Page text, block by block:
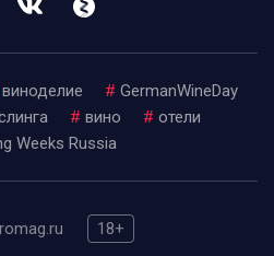
виноделие # GermanWineDay
# вино # отели
Weeks Russia
18+